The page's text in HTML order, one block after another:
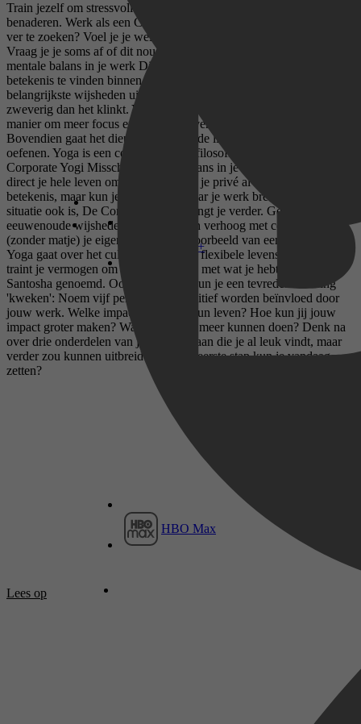
Disney+
HBO Max
Train jezelf om stressvolle werksituaties vanuit evenwicht te
benaderen. Werk als een Corporate Yogi! Is de rust op jouw werk
ver te zoeken? Voel je je wel eens gestrest, gejaagd of geleefd?
Vraag je je soms af of dit nou is wat je echt wil? 10 principes voor
mentale balans in je werk Dit boek helpt je om meer balans en
betekenis te vinden binnen je huidige baan, aan de hand van de tien
belangrijkste wijsheden uit de yoga. En dat is een stuk minder
zweverig dan het klinkt. Yoga is een wetenschappelijk bewezen
manier om meer focus en rust in je leven en in je werk te ervaren.
Bovendien gaat het dieper dan alleen de lichaamshoudingen
oefenen. Yoga is een complete levensfilosofie. Werken als een
Corporate Yogi Misschien zoek je balans in je werk, maar wil je niet
direct je hele leven omgooien. Of ben je privé al veel bezig met
betekenis, maar kun je dat nog niet naar je werk brengen. Wat jouw
situatie ook is, De Corporate Yogi brengt je verder. Gebruik de
eeuwenoude wijsheden uit de yoga en verhoog met concrete acties
(zonder matje) je eigen werkgeluk. Voorbeeld van een concrete actie
Yoga gaat over het cultiveren van een flexibele levenshouding. Je
traint je vermogen om tevreden te zijn met wat je hebt. Dit wordt
Santosha genoemd. Ook op je werk kun je een tevreden houding
'kweken': Noem vijf personen die positief worden beïnvloed door
jouw werk. Welke impact heb jij op hun leven? Hoe kun jij jouw
impact groter maken? Wat zou je nog meer kunnen doen? Denk na
over drie onderdelen van je huidige baan die je al leuk vindt, maar
verder zou kunnen uitbreiden. Welke eerste stap kun je vandaag
zetten?
Lees op